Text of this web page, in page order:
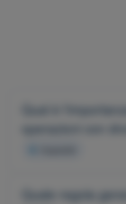
Qual è
operazioni con
Quale regola